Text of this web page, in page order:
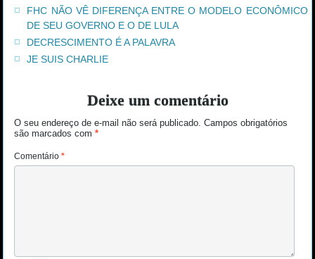
FHC NÃO VÊ DIFERENÇA ENTRE O MODELO ECONÔMICO
DE SEU GOVERNO E O DE LULA
DECRESCIMENTO É A PALAVRA
JE SUIS CHARLIE
Deixe um comentário
O seu endereço de e-mail não será publicado. Campos obrigatórios
são marcados com*
Comentário*